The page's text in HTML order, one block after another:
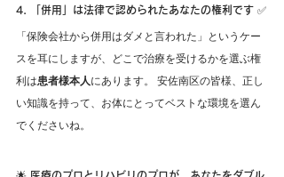
4. 「併用」は法律で認められたあなたの権利です ✅
「保険会社から併用はダメと言われた」というケー
スを耳にしますが、どこで治療を受けるかを選ぶ権
利は患者様本人にあります。 安佐南区の皆様、正し
い知識を持って、お体にとってベストな環境を選ん
でくださいね。